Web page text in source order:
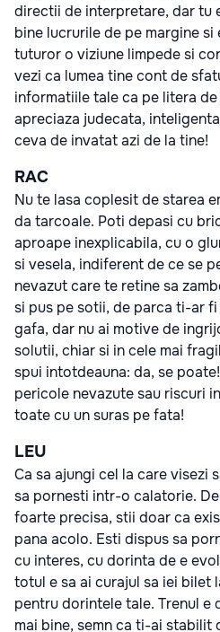
directii de interpretare, dar tu
bine lucrurile de pe margine
tuturor o viziune limpede si
vezi ca lumea tine cont de
informatiile tale ca pe litera
apreciaza judecata,
ceva de invatat azi de la tine!
RAC
Nu te lasa coplesit de starea
da tarcoale. Poti depasi cu
aproape inexplicabila, cu o
si vesela, indiferent de ce se
nevazut care te retine sa
si pus pe sotii, de parca ti-ar
gafa, dar nu ai motive de
solutii, chiar si in cele mai
spui intotdeauna: da, se
pericole nevazute sau riscuri
toate cu un suras pe fata!
LEU
Ca sa ajungi cel la care visezi
sa pornesti intr-o calatorie.
foarte precisa, stii doar ca
pana acolo. Esti dispus sa
cu interes, cu dorinta de e
totul e sa ai curajul sa iei bilet
pentru dorintele tale. Trenul e
mai bine, semn ca ti-ai stabilit